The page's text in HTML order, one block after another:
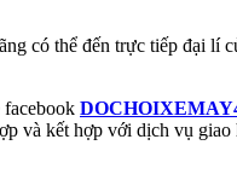
có thể đến trực tiếp đại lí
facebook
và kết hợp với dịch vụ giao